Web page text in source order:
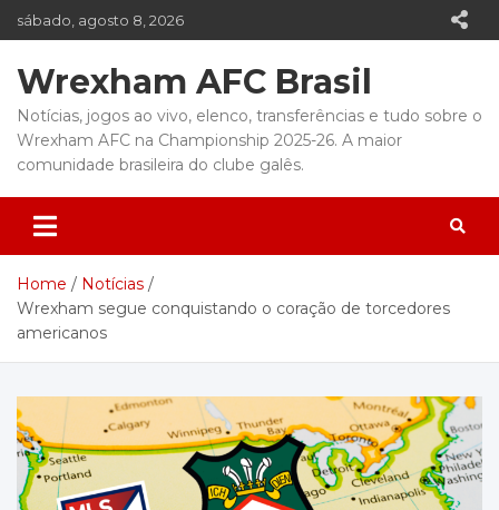
Skip
to
sábado, agosto 8, 2026
Wrexham AFC Brasil
Notícias, jogos ao vivo, elenco, transferências e tudo sobre o
Wrexham AFC na Championship 2025-26. A maior
comunidade brasileira do clube galês.
Home
Notícias
Wrexham segue conquistando o coração de torcedores
americanos